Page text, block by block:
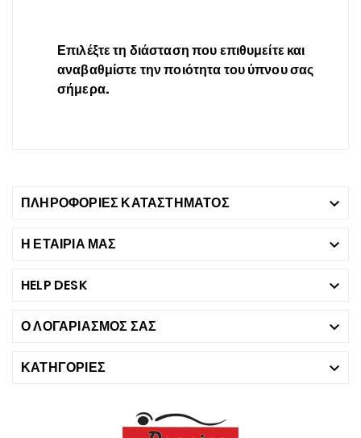
Επιλέξτε τη διάσταση που επιθυμείτε και
αναβαθμίστε την ποιότητα του ύπνου σας
σήμερα.
ΠΛΗΡΟΦΟΡΊΕΣ ΚΑΤΑΣΤΉΜΑΤΟΣ 
Η ΕΤΑΙΡΙΑ ΜΑΣ 
HELP DESK 
Ο ΛΟΓΑΡΙΑΣΜΌΣ ΣΑΣ 
ΚΑΤΗΓΟΡΊΕΣ 